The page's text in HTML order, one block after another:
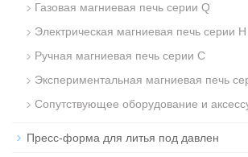
Газовая магниевая печь серии Q
Электрическая магниевая печь серии H
Ручная магниевая печь серии C
Экспериментальная магниевая печь
Сопутствующее оборудование и
Пресс-форма для литья под давлен